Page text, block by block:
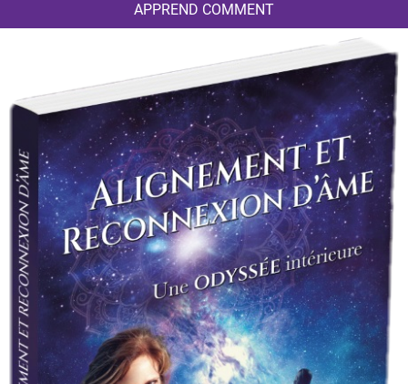
APPREND COMMENT